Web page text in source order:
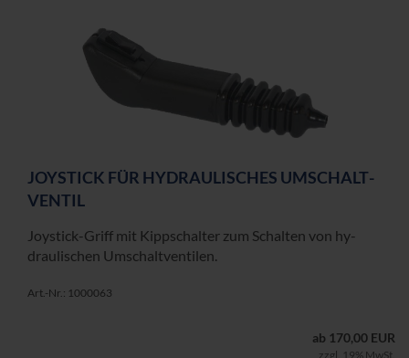
JOY­STICK FÜR HY­DRAU­LI­SCHES UM­SCHALT­
VEN­TIL
Joystick-​Griff mit Kipp­schal­ter zum Schal­ten von hy­
drau­li­schen Um­schalt­ven­ti­len.
Art.-Nr.: 1000063
ab 170,00 EUR
zzgl. 19% MwSt.